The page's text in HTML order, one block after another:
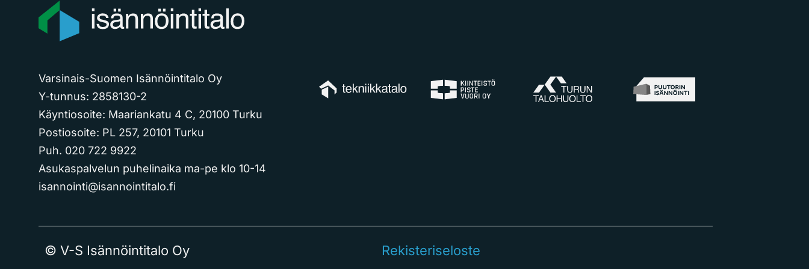
Varsinais-Suomen Isännöintitalo Oy
Y-tunnus: 2858130-2
Käyntiosoite: Maariankatu 4 C, 20100 Turku
Postiosoite: PL 257, 20101 Turku
Puh. 020 722 9922
Asukaspalvelun puhelinaika ma-pe klo 10-14
isannointi@isannointitalo.fi
© V-S Isännöintitalo Oy Rekisteriseloste